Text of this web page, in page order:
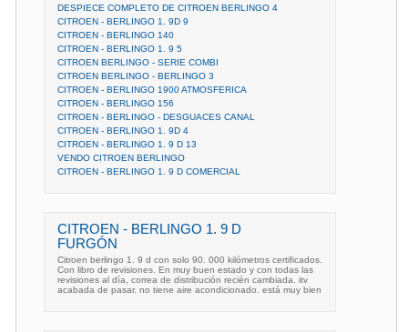
DESPIECE COMPLETO DE CITROEN BERLINGO 4
CITROEN - BERLINGO 1. 9D 9
CITROEN - BERLINGO 140
CITROEN - BERLINGO 1. 9 5
CITROEN BERLINGO - SERIE COMBI
CITROEN BERLINGO - BERLINGO 3
CITROEN - BERLINGO 1900 ATMOSFERICA
CITROEN - BERLINGO 156
CITROEN - BERLINGO - DESGUACES CANAL
CITROEN - BERLINGO 1. 9D 4
CITROEN - BERLINGO 1. 9 D 13
VENDO CITROEN BERLINGO
CITROEN - BERLINGO 1. 9 D COMERCIAL
CITROEN - BERLINGO 1. 9 D
FURGÓN
Citroen berlingo 1. 9 d con solo 90. 000 kilómetros certificados.
Con libro de revisiones. En muy buen estado y con todas las
revisiones al día, correa de distribución recién cambiada. itv
acabada de pasar. no tiene aire acondicionado. está muy bien